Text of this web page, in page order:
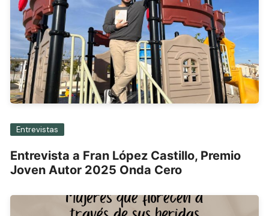
Entrevistas
Entrevista a Fran López Castillo, Premio
Joven Autor 2025 Onda Cero